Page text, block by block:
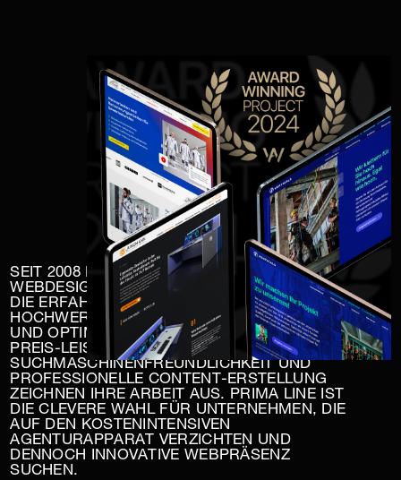
SEIT 2008 PRÄGT PRIMA LINE DAS BERLINER
WEBDESIGN MIT SMARTEN FREELANCERN.
DIE ERFAHRENEN WEBDESIGNER BIETEN
HOCHWERTIGE, INDIVIDUELLE WEBSITES
UND OPTIMIERTE LANDINGPAGES. FAIRES
PREIS-LEISTUNGS-VERHÄLTNIS,
SUCHMASCHINENFREUNDLICHKEIT UND
PROFESSIONELLE CONTENT-ERSTELLUNG
ZEICHNEN IHRE ARBEIT AUS. PRIMA LINE IST
DIE CLEVERE WAHL FÜR UNTERNEHMEN, DIE
AUF DEN KOSTENINTENSIVEN
AGENTURAPPARAT VERZICHTEN UND
DENNOCH INNOVATIVE WEBPRÄSENZ
SUCHEN.